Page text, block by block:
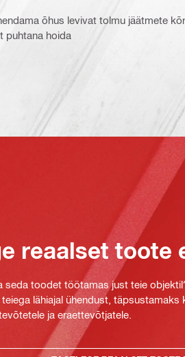
õhus levivat tolmu jäätmete
puhtana hoida
reaalset toote
seda toodet töötamas just teie
lähiajal ühendust, täpsustamaks
ja eraettevõtjatele.